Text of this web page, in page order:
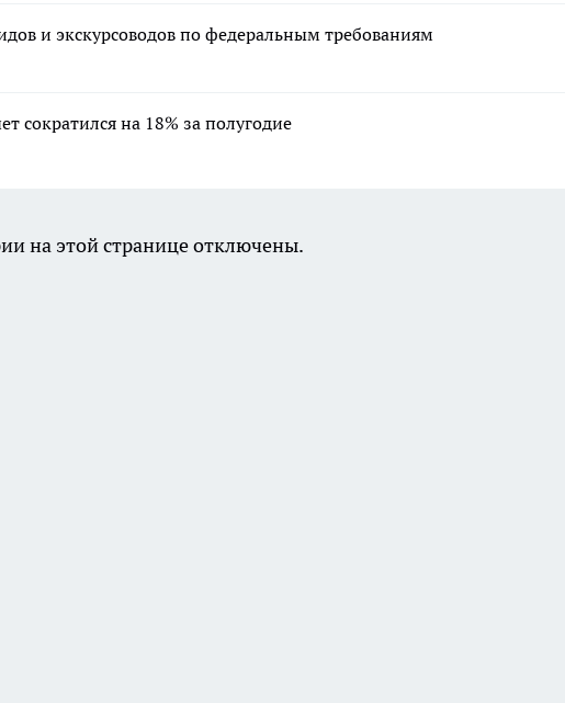
и экскурсоводов по федеральным требованиям
сократился на 18% за полугодие
на этой странице отключены.